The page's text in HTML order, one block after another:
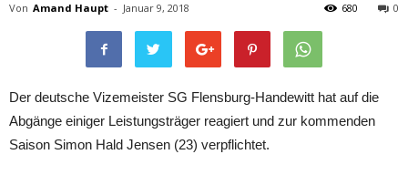
Von Amand Haupt - Januar 9, 2018 0
680
Der deutsche Vizemeister SG Flensburg-Handewitt hat auf die
Abgänge einiger Leistungsträger reagiert und zur kommenden
Saison Simon Hald Jensen (23) verpflichtet.